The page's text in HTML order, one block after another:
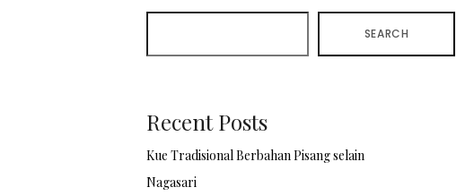
SEARCH
Recent Posts
Kue Tradisional Berbahan Pisang selain
Nagasari